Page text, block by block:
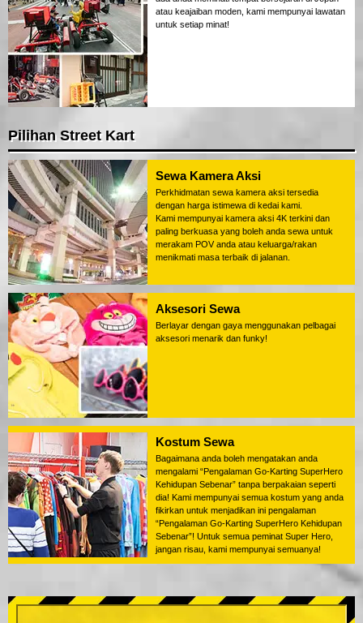
atau keajaiban moden, kami mempunyai lawatan
untuk setiap minat!
Pilihan Street Kart
Sewa Kamera Aksi
Perkhidmatan sewa kamera aksi tersedia
dengan harga istimewa di kedai kami.
Kami mempunyai kamera aksi 4K terkini dan
paling berkuasa yang boleh anda sewa untuk
merakam POV anda atau keluarga/rakan
menikmati masa terbaik di jalanan.
Aksesori Sewa
Berlayar dengan gaya menggunakan pelbagai
aksesori menarik dan funky!
Kostum Sewa
Bagaimana anda boleh mengatakan anda
mengalami “Pengalaman Go-Karting SuperHero
Kehidupan Sebenar” tanpa berpakaian seperti
dia! Kami mempunyai semua kostum yang anda
fikirkan untuk menjadikan ini pengalaman
“Pengalaman Go-Karting SuperHero Kehidupan
Sebenar”! Untuk semua peminat Super Hero,
jangan risau, kami mempunyai semuanya!